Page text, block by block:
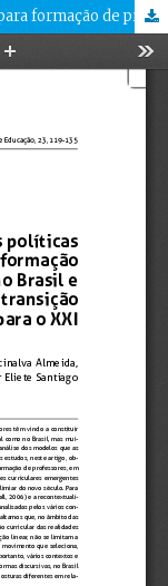
Um olhar sobre as políticas curriculares para formação de professores no Brasil e em Portugal na transição do século XX para o XXI